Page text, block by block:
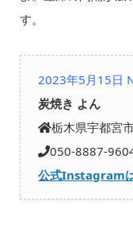
す。
2023年5月15日
炭焼き よん
栃木県宇都宮
050-8887-
公式Instagram